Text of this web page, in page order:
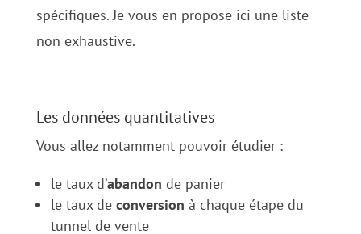
spécifiques. Je vous en propose ici une liste
non exhaustive.
Les données quantitatives
Vous allez notamment pouvoir étudier :
le taux d’abandon de panier
le taux de conversion à chaque étape du
tunnel de vente